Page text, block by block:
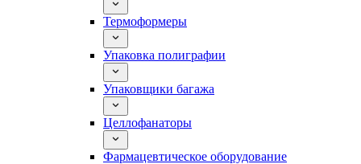
Термоформеры
Упаковка полиграфии
Упаковщики багажа
Целлофанаторы
Фармацевтическое оборудование